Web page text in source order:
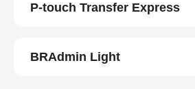
P-touch Transfer Express
BRAdmin Light